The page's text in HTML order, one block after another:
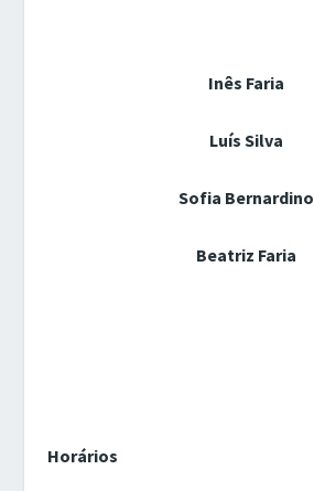
Inês Faria
Luís Silva
Sofia Bernardino
Beatriz Faria
Horários